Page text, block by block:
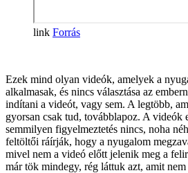
Forrás
Ezek mind olyan videók, amelyek a
alkalmasak, és nincs választása az
indítani a videót, vagy sem. A legtöbb,
gyorsan csak tud, továbblapoz. A videók
semmilyen figyelmeztetés nincs, noha
feltöltői ráírják, hogy a nyugalom
mivel nem a videó előtt jelenik meg a
már tök mindegy, rég láttuk azt, amit